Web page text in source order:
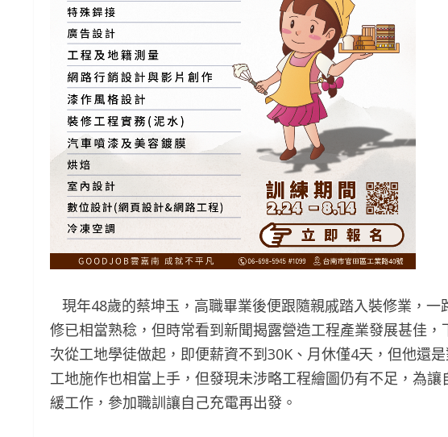
現年48歲的蔡坤玉，高職畢業後便跟隨親戚踏入裝修業，
修已相當熟稔，但時常看到新聞揭露營造工程產業發展甚佳
次從工地學徒做起，即便薪資不到30K、月休僅4天，但他還
工地施作也相當上手，但發現未涉略工程繪圖仍有不足，為
緩工作，參加職訓讓自己充電再出發。